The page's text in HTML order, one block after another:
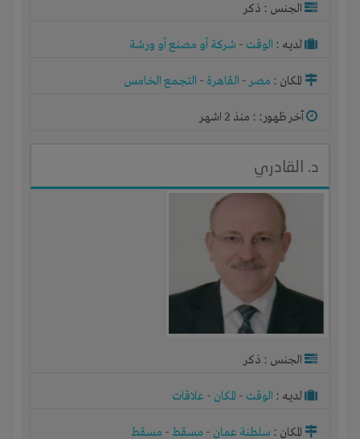
الجنس : ذكر
لديـه : الوقت - شركة أو مصنع أو ورشة
المكان : مصر- القاهرة - التجمع الخامس
آخر ظهور: : منذ 2 اشهر
د. القادري
الجنس : ذكر
لديـه : الوقت - المكان - علاقات
المكان : سلطنة عمان - مسقط- مسقط